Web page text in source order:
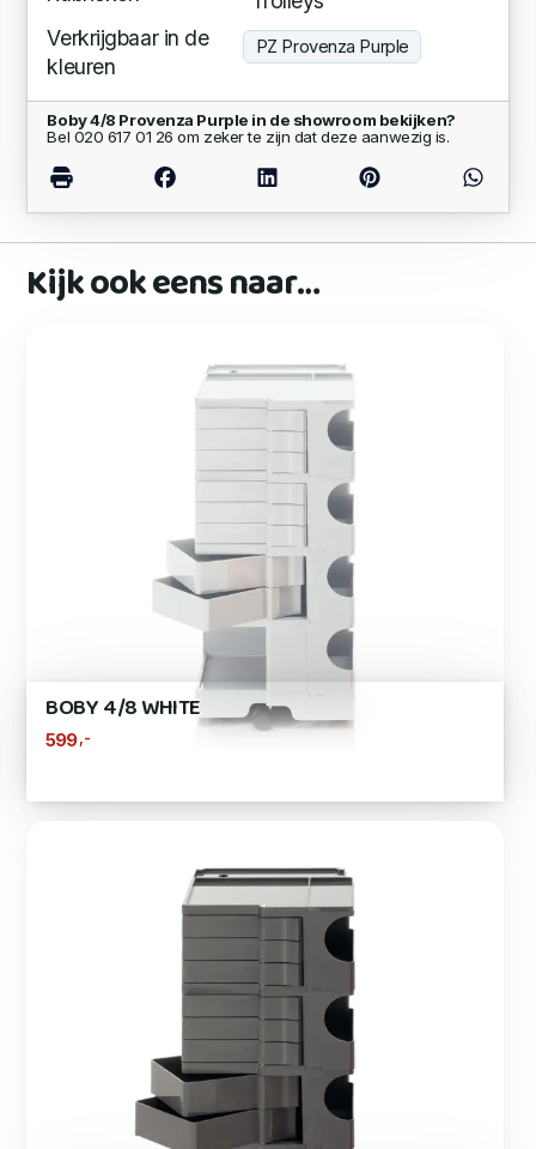
Verkrijgbaar in de
kleuren
PZ Provenza Purple
Boby 4/8 Provenza Purple in de showroom bekijken?
Bel 020 617 01 26 om zeker te zijn dat deze aanwezig is.
Kijk ook eens naar…
BOBY 4/8 WHITE
599,-